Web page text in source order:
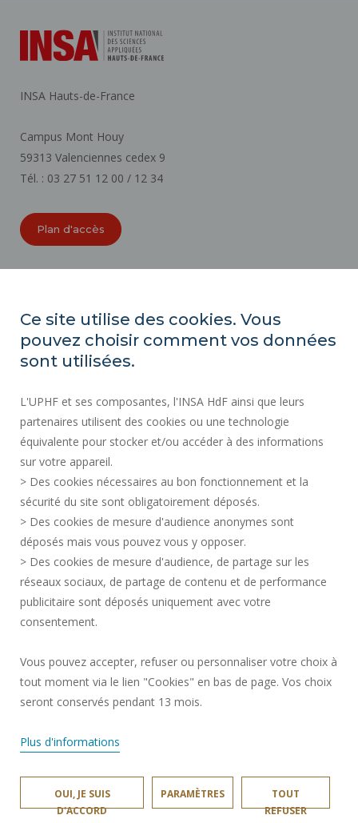
INSA Hauts-de-France
Campus Mont Houy
59313 Valenciennes cedex 9
Tél. : 03 27 51 12 00 / 12 34
Plan d'accès
INDEX ÉGALITÉ PROFESSIONNELLE
PLAN DU SITE
DONNÉES PERSONNELLES
MARCHÉS PUBLICS
MENTIONS LÉGALES
RECRUTEMENTS
CRÉDITS
ESPACE PRESSE
SERVICES PUBLICS +
CONTACTS
GESTION DES COOKIES
Rejoignez-nous!
Ce site utilise des cookies. Vous
pouvez choisir comment vos données
sont utilisées.
L'UPHF et ses composantes, l'INSA HdF ainsi que leurs
partenaires utilisent des cookies ou une technologie
équivalente pour stocker et/ou accéder à des informations
sur votre appareil.
> Des cookies nécessaires au bon fonctionnement et la
sécurité du site sont obligatoirement déposés.
> Des cookies de mesure d'audience anonymes sont
déposés mais vous pouvez vous y opposer.
> Des cookies de mesure d'audience, de partage sur les
réseaux sociaux, de partage de contenu et de performance
publicitaire sont déposés uniquement avec votre
consentement.
Vous pouvez accepter, refuser ou personnaliser votre choix à
tout moment via le lien "Cookies" en bas de page. Vos choix
seront conservés pendant 13 mois.
Plus d'informations
OUI, JE SUIS
D'ACCORD
PARAMÈTRES
TOUT
REFUSER